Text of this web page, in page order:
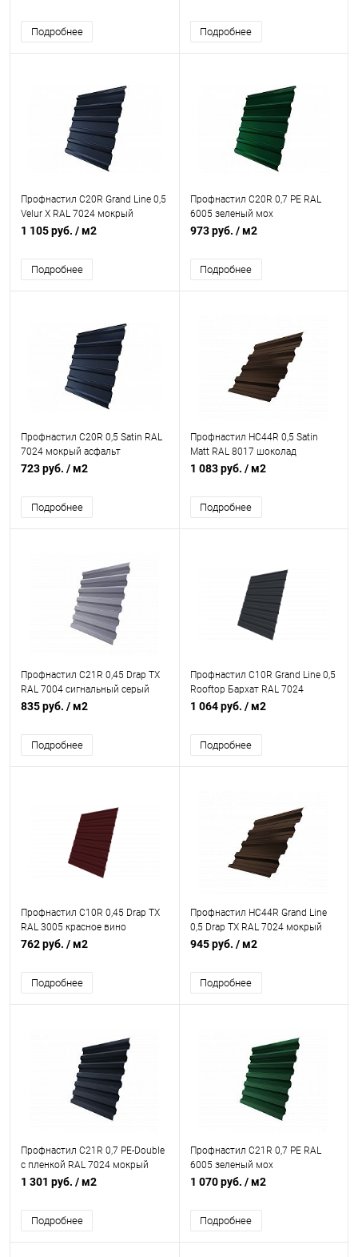
Подробнее Подробнее
Профнастил С20R Grand Line 0,5
Velur X RAL 7024 мокрый
асфальт
1 105 руб. / м2
Подробнее
Профнастил С20R 0,7 PE RAL
6005 зеленый мох
973 руб. / м2
Подробнее
Профнастил С20R 0,5 Satin RAL
7024 мокрый асфальт
723 руб. / м2
Подробнее
Профнастил НС44R 0,5 Satin
Matt RAL 8017 шоколад
1 083 руб. / м2
Подробнее
Профнастил С21R 0,45 Drap TX
RAL 7004 сигнальный серый
835 руб. / м2
Подробнее
Профнастил С10R Grand Line 0,5
Rooftop Бархат RAL 7024
мокрый асфальт
1 064 руб. / м2
Подробнее
Профнастил С10R 0,45 Drap TX
RAL 3005 красное вино
762 руб. / м2
Подробнее
Профнастил НС44R Grand Line
0,5 Drap TX RAL 7024 мокрый
асфальт
945 руб. / м2
Подробнее
Профнастил С21R 0,7 PE-Double
с пленкой RAL 7024 мокрый
асфальт
1 301 руб. / м2
Подробнее
Профнастил С21R 0,7 PE RAL
6005 зеленый мох
1 070 руб. / м2
Подробнее